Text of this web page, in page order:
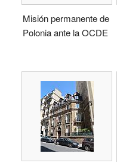
Misión permanente de
Polonia ante la OCDE